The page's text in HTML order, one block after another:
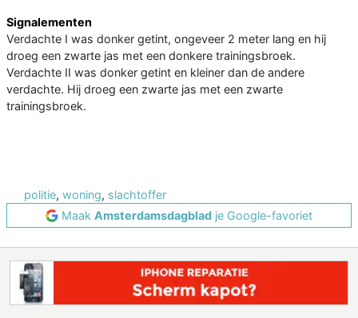
Signalementen
Verdachte I was donker getint, ongeveer 2 meter lang en hij
droeg een zwarte jas met een donkere trainingsbroek.
Verdachte II was donker getint en kleiner dan de andere
verdachte. Hij droeg een zwarte jas met een zwarte
trainingsbroek.
politie, woning, slachtoffer
Maak Amsterdamsdagblad je Google-favoriet